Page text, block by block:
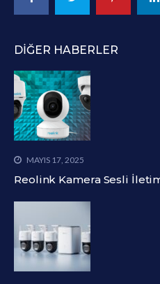
DIĞER HABERLER
MAYIS 17, 2025
Reolink Kamera Sesli